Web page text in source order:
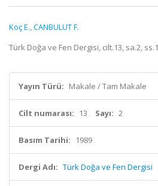
Koç E.,CANBULUT F.
Türk Doğa ve Fen Dergisi, cilt.13, sa.2,
Yayın Türü: Makale / Tam Makale
Cilt numarası: 13 Sayı: 2
Basım Tarihi: 1989
Dergi Adı: Türk Doğa ve Fen Dergisi